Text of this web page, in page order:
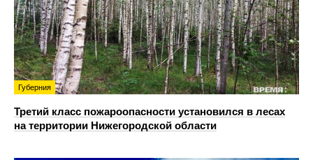
Губерния
Третий класс пожароопасности установился в лесах
на территории Нижегородской области